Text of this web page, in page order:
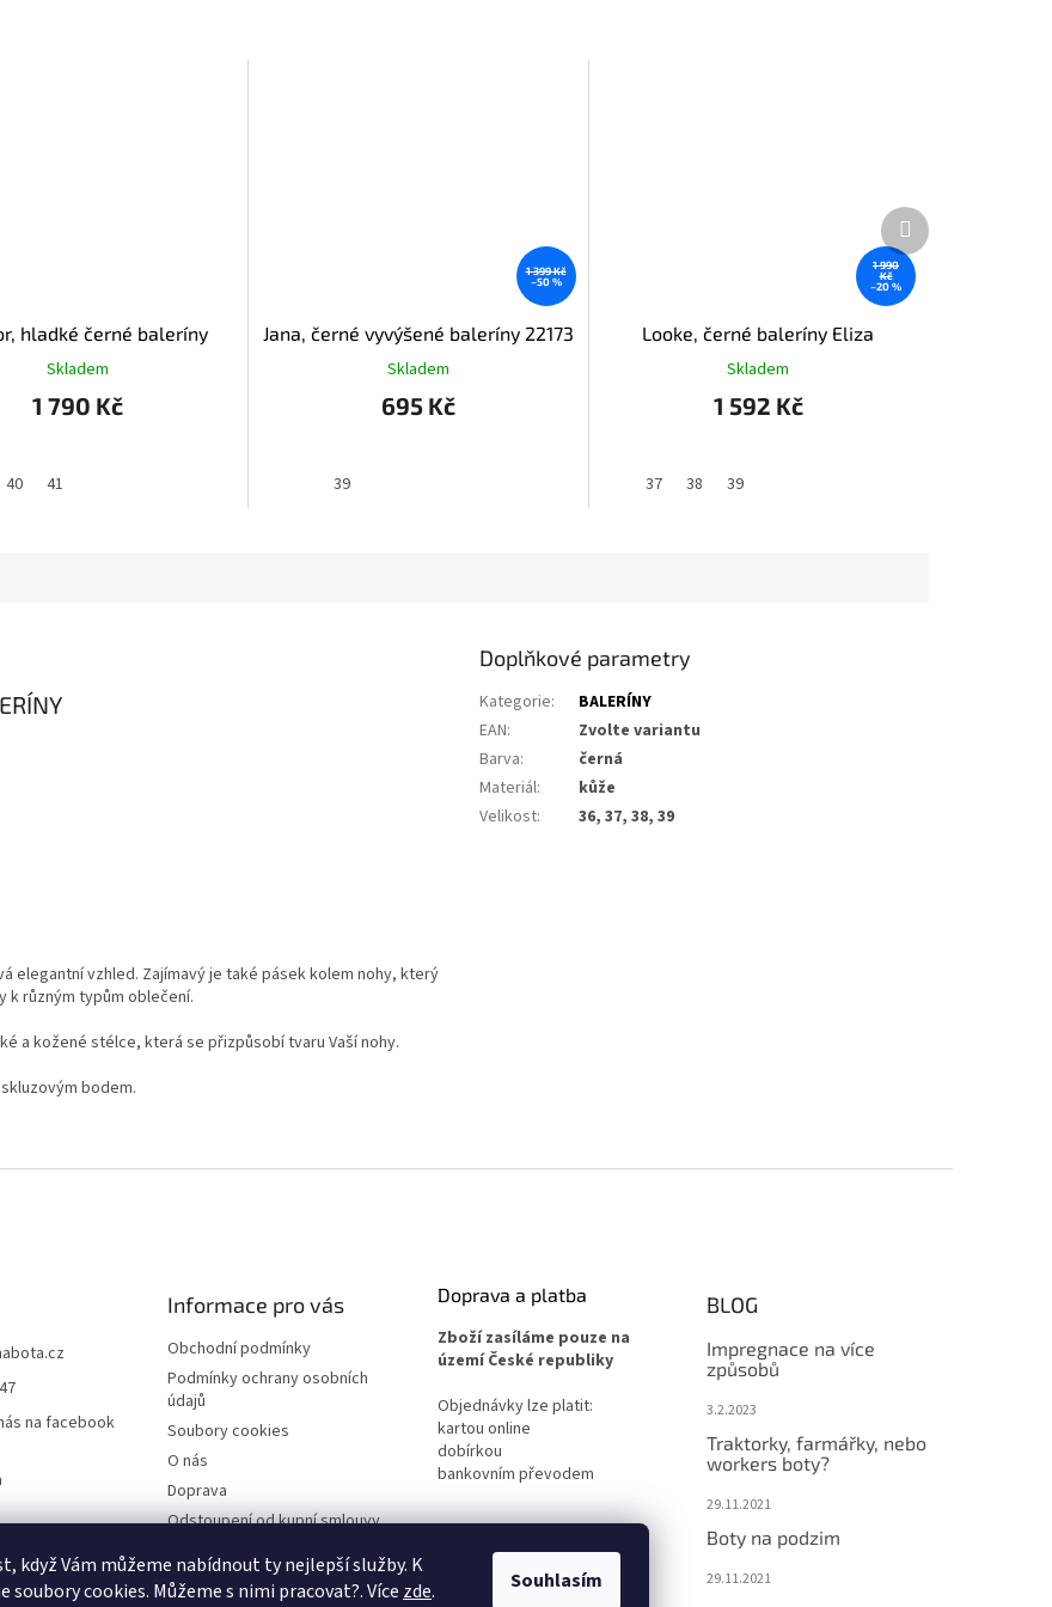
když Vám můžeme nabídnout ty nejlepší služby. K
soubory cookies. Můžeme s nimi pracovat?. Více zde. Souhlasím
hladké černé baleríny
Skladem
1 790 Kč
40 41
1 399 Kč
–50 %
Jana, černé vyvýšené baleríny 22173
Skladem
695 Kč
39
1 990
Kč
–20 %
Looke, černé baleríny Eliza
Skladem
1 592 Kč
37 38 39
Další
produkt
elegantní vzhled. Zajímavý je také pásek kolem nohy, který
k různým typům oblečení.
a kožené stélce, která se přizpůsobí tvaru Vaší nohy.
bodem.
Doplňkové parametry
Kategorie:
BALERÍNY
EAN:
Zvolte variantu
Barva:
černá
Materiál:
kůže
Velikost: 36, 37, 38, 39
na facebook
Informace pro vás
Obchodní podmínky
Podmínky ochrany osobních
údajů
Soubory cookies
O nás
Doprava
Odstoupení od kupní smlouvy
Reklamace
Doprava a platba
Zboží zasíláme pouze na
území České republiky
Objednávky lze platit:
kartou online
dobírkou
bankovním převodem
BLOG
Impregnace na více
způsobů
3.2.2023
Traktorky, farmářky, nebo
workers boty?
29.11.2021
Boty na podzim
29.11.2021